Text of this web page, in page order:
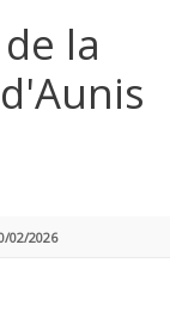
la
02/2026